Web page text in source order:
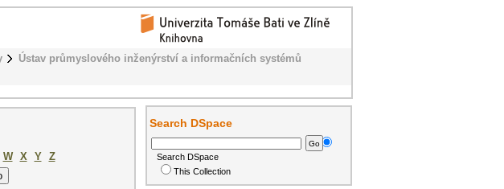
Ústav průmyslového inženýrství a informačních systémů
W X Y
Z
Search DSpace
Search DSpace
This Collection